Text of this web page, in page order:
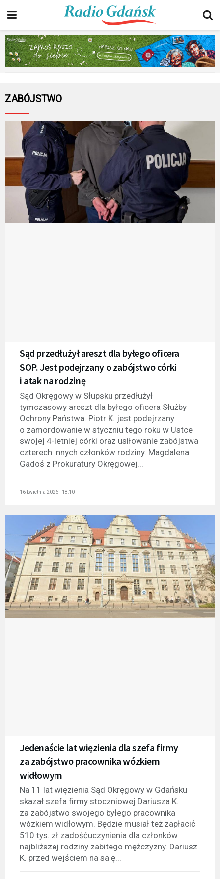
ZABÓJSTWO
Sąd przedłużył areszt dla byłego oficera
SOP. Jest podejrzany o zabójstwo córki
i atak na rodzinę
Sąd Okręgowy w Słupsku przedłużył
tymczasowy areszt dla byłego oficera Służby
Ochrony Państwa. Piotr K. jest podejrzany
o zamordowanie w styczniu tego roku w Ustce
swojej 4-letniej córki oraz usiłowanie zabójstwa
czterech innych członków rodziny. Magdalena
Gadoś z Prokuratury Okręgowej...
16 kwietnia 2026 - 18:10
Jedenaście lat więzienia dla szefa firmy
za zabójstwo pracownika wózkiem
widłowym
Na 11 lat więzienia Sąd Okręgowy w Gdańsku
skazał szefa firmy stoczniowej Dariusza K.
za zabójstwo swojego byłego pracownika
wózkiem widłowym. Będzie musiał też zapłacić
510 tys. zł zadośćuczynienia dla członków
najbliższej rodziny zabitego mężczyzny. Dariusz
K. przed wejściem na salę...